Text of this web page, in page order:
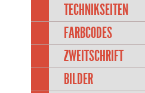
TECHNIKSEITEN
FARBCODES
ZWEITSCHRIFT
BILDER